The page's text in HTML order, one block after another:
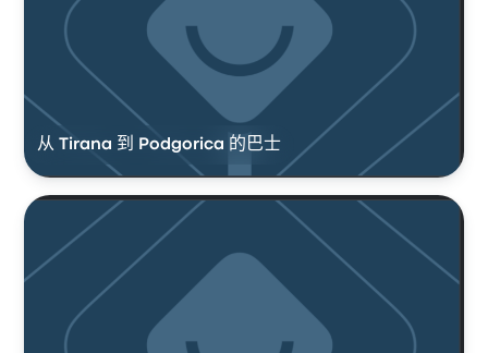
从 Tirana 到 Podgorica 的巴士